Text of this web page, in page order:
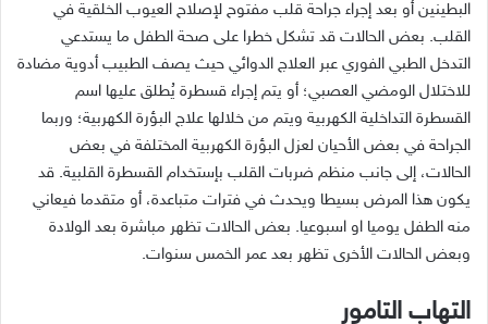
البطينين أو بعد إجراء جراحة قلب مفتوح لإصلاح العيوب الخلقية في
القلب. بعض الحالات قد تشكل خطرا على صحة الطفل ما يستدعي
التدخل الطبي الفوري عبر العلاج الدوائي حيث يصف الطبيب أدوية مضادة
للاختلال الومضي العصبي؛ أو يتم إجراء قسطرة يُطلق عليها اسم
القسطرة التداخلية الكهربية ويتم من خلالها علاج البؤرة الكهربية؛ وربما
الجراحة في بعض الأحيان لعزل البؤرة الكهربية المختلفة في بعض
الحالات، إلى جانب منظم ضربات القلب بإستخدام القسطرة القلبية. قد
يكون هذا المرض بسيطا ويحدث في فترات متباعدة، أو متقدما فيعاني
منه الطفل يوميا او اسبوعيا. بعض الحالات تظهر مباشرة بعد الولادة
وبعض الحالات الأخرى تظهر بعد عمر الخمس سنوات.
التهاب التامور